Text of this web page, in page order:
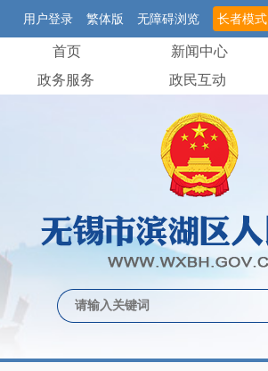
用户登录 繁体版 无障碍浏览 长者模式
首页 新闻中心
政务服务
政民互动